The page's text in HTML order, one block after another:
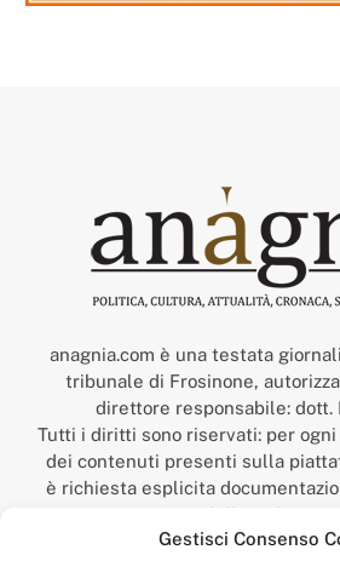
Gestisci Consenso
anagnia.com è una testata
tribunale di Frosinone,
direttore responsabile: dott.
Tutti i diritti sono riservati: per
dei contenuti presenti sulla
è richiesta esplicita
della redazione.
“Anagnia” è un marchio registrato